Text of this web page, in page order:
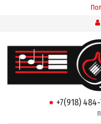
+7(918)